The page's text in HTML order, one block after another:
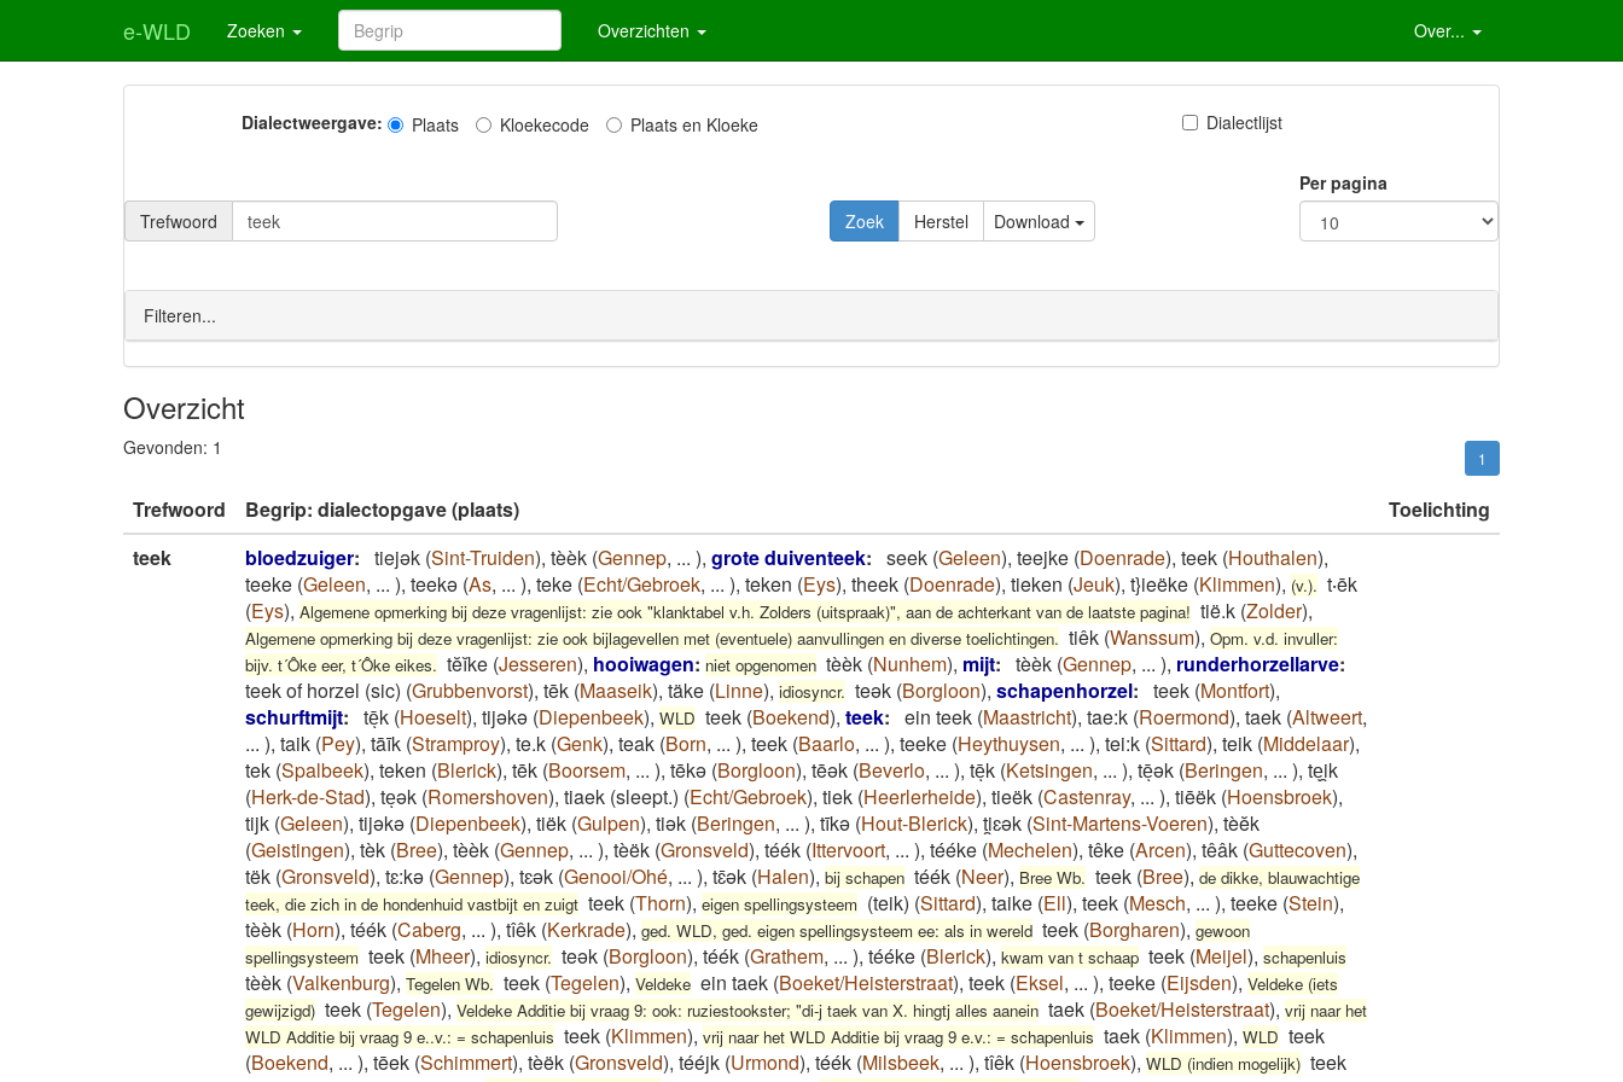
e-WLD Zoeken Overzichten Over...
Dialectweergave: Plaats Kloekecode Plaats en Kloeke Dialectlijst
Trefwoord Download
Per pagina
Filteren...
Overzicht
Gevonden: 1 1
Trefwoord Begrip: dialectopgave (plaats)
Toelichting
teek
bloedzuiger: tiejək (Sint-Truiden), tèèk (Gennep, ... ), grote duiventeek: seek (Geleen), teejke (Doenrade), teek (Houthalen),
teeke (Geleen, ... ), teekə (As, ... ), teke (Echt/Gebroek, ... ), teken (Eys), theek (Doenrade), tieken (Jeuk), t}ieëke (Klimmen), (v.). t‧ēk
(Eys), Algemene opmerking bij deze vragenlijst: zie ook "klanktabel v.h. Zolders (uitspraak)", aan de achterkant van de laatste pagina! tië.k (Zolder),
Algemene opmerking bij deze vragenlijst: zie ook bijlagevellen met (eventuele) aanvullingen en diverse toelichtingen. tiêk (Wanssum), Opm. v.d. invuller:
bijv. t´Ôke eer, t´Ôke eikes. tĕĭke (Jesseren), hooiwagen: niet opgenomen tèèk (Nunhem), mijt: tèèk (Gennep, ... ), runderhorzellarve:
teek of horzel (sic) (Grubbenvorst), tēk (Maaseik), täke (Linne), idiosyncr. teək (Borgloon), schapenhorzel: teek (Montfort),
schurftmijt: tēͅk (Hoeselt), tijəkə (Diepenbeek), WLD teek (Boekend), teek: ein teek (Maastricht), tae:k (Roermond), taek (Altweert,
... ), taik (Pey), tāīk (Stramproy), te.k (Genk), teak (Born, ... ), teek (Baarlo, ... ), teeke (Heythuysen, ... ), tei:k (Sittard), teik (Middelaar),
tek (Spalbeek), teken (Blerick), tēk (Boorsem, ... ), tēkə (Borgloon), tēək (Beverlo, ... ), tēͅk (Ketsingen, ... ), tēͅək (Beringen, ... ), teͅi̯k
(Herk-de-Stad), teͅək (Romershoven), tiaek (sleept.) (Echt/Gebroek), tiek (Heerlerheide), tieëk (Castenray, ... ), tiēëk (Hoensbroek),
tijk (Geleen), tijəkə (Diepenbeek), tiëk (Gulpen), tiək (Beringen, ... ), tīkə (Hout-Blerick), ti̯ɛək (Sint-Martens-Voeren), tèĕk
(Geistingen), tèk (Bree), tèèk (Gennep, ... ), tèëk (Gronsveld), téék (Ittervoort, ... ), tééke (Mechelen), têke (Arcen), têâk (Guttecoven),
tëk (Gronsveld), tɛ:kə (Gennep), tɛək (Genooi/Ohé, ... ), tɛ̄ək (Halen), bij schapen téék (Neer), Bree Wb. teek (Bree), de dikke, blauwachtige
teek, die zich in de hondenhuid vastbijt en zuigt teek (Thorn), eigen spellingsysteem (teik) (Sittard), taike (Ell), teek (Mesch, ... ), teeke (Stein),
tèèk (Horn), téék (Caberg, ... ), tîêk (Kerkrade), ged. WLD, ged. eigen spellingsysteem ee: als in wereld teek (Borgharen), gewoon
spellingsysteem teek (Mheer), idiosyncr. teək (Borgloon), téék (Grathem, ... ), tééke (Blerick), kwam van t schaap teek (Meijel), schapenluis
tèèk (Valkenburg), Tegelen Wb. teek (Tegelen), Veldeke ein taek (Boeket/Heisterstraat), teek (Eksel, ... ), teeke (Eijsden), Veldeke (iets
gewijzigd) teek (Tegelen), Veldeke Additie bij vraag 9: ook: ruziestookster; "di-j taek van X. hingtj alles aanein taek (Boeket/Heisterstraat), vrij naar het
WLD Additie bij vraag 9 e..v.: = schapenluis teek (Klimmen), vrij naar het WLD Additie bij vraag 9 e.v.: = schapenluis taek (Klimmen), WLD teek
(Boekend, ... ), tēek (Schimmert), tèëk (Gronsveld), tééjk (Urmond), téék (Milsbeek, ... ), tîêk (Hoensbroek), WLD (indien mogelijk) teek